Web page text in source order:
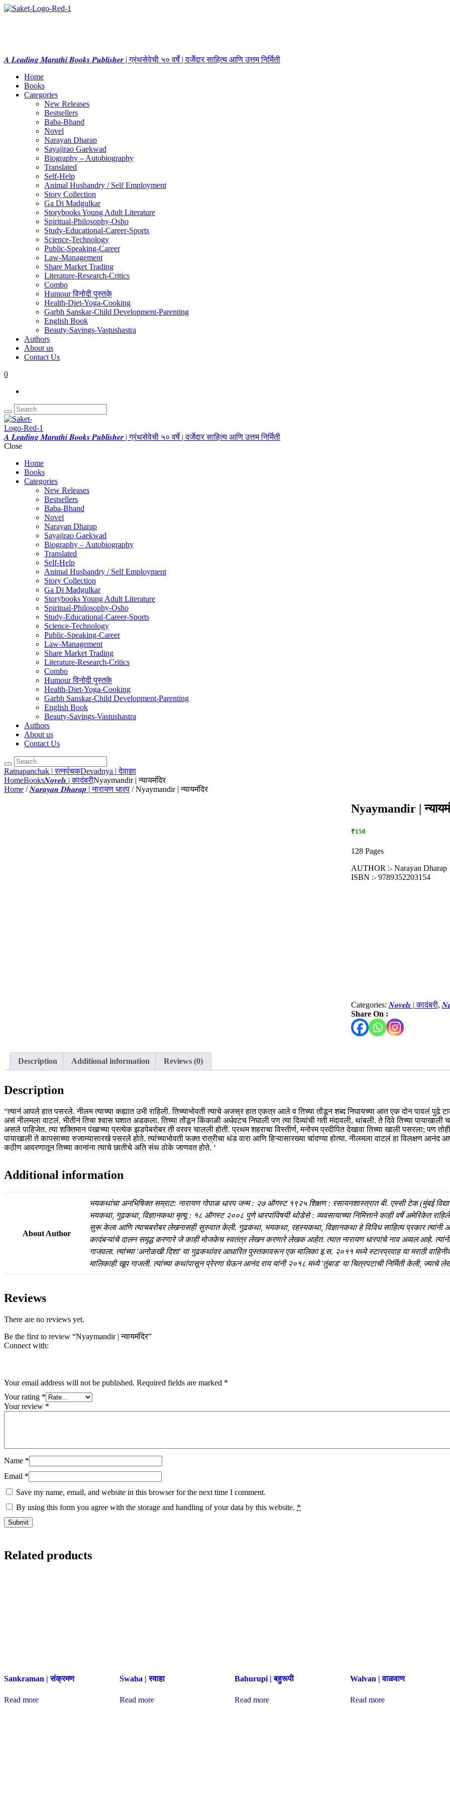
𝑨 𝑳𝒆𝒂𝒅𝒊𝒏𝒈 𝑴𝒂𝒓𝒂𝒕𝒉𝒊 𝑩𝒐𝒐𝒌𝒔 𝑷𝒖𝒃𝒍𝒊𝒔𝒉𝒆𝒓 | ग्रंथसेवेची ५० वर्षे | दर्जेदार साहित्य आणि उत्तम निर्मिती
Home
Books
Categories
New Releases
Bestsellers
Baba-Bhand
Novel
Narayan Dharap
Sayajirao Gaekwad
Biography – Autobiography
Translated
Self-Help
Animal Husbandry / Self Employment
Story Collection
Ga Di Madgulkar
Storybooks Young Adult Literature
Spiritual-Philosophy-Osho
Study-Educational-Career-Sports
Science-Technology
Public-Speaking-Career
Law-Management
Share Market Trading
Literature-Research-Critics
Combo
Humour विनोदी पुस्तके
Health-Diet-Yoga-Cooking
Garbh Sanskar-Child Development-Parenting
English Book
Beauty-Savings-Vastushastra
Authors
About us
Contact Us
0
𝑨 𝑳𝒆𝒂𝒅𝒊𝒏𝒈 𝑴𝒂𝒓𝒂𝒕𝒉𝒊 𝑩𝒐𝒐𝒌𝒔 𝑷𝒖𝒃𝒍𝒊𝒔𝒉𝒆𝒓 | ग्रंथसेवेची ५० वर्षे | दर्जेदार साहित्य आणि उत्तम निर्मिती
Close
Home
Books
Categories
New Releases
Bestsellers
Baba-Bhand
Novel
Narayan Dharap
Sayajirao Gaekwad
Biography – Autobiography
Translated
Self-Help
Animal Husbandry / Self Employment
Story Collection
Ga Di Madgulkar
Storybooks Young Adult Literature
Spiritual-Philosophy-Osho
Study-Educational-Career-Sports
Science-Technology
Public-Speaking-Career
Law-Management
Share Market Trading
Literature-Research-Critics
Combo
Humour विनोदी पुस्तके
Health-Diet-Yoga-Cooking
Garbh Sanskar-Child Development-Parenting
English Book
Beauty-Savings-Vastushastra
Authors
About us
Contact Us
Ratnapanchak | रत्नपंचकDevadnya | देवाज्ञा
HomeBooks𝑵𝒐𝒗𝒆𝒍𝒔 | कादंबरीNyaymandir | न्यायमंदिर
Home /𝑵𝒂𝒓𝒂𝒚𝒂𝒏 𝑫𝒉𝒂𝒓𝒂𝒑 | नारायण धारप / Nyaymandir | न्यायमंदिर
Nyaymandir |
₹150
128 Pages
AUTHOR :- Narayan Dharap
ISBN :- 9789352203154
Categories: 𝑵𝒐𝒗𝒆𝒍𝒔 | कादंबरी,
Share On :
Description Additional information Reviews (0)
Description
“त्यानं आपले हात पसरले. नीलम त्याच्या कह्यात उभी राहिली. तिच्याभोवती त्याचे अजस्र हात एकत्र आले व तिच्या तोंडून शब्द निघायच्या आत एक दोन पावलं पुढे
असं नीलमला वाटलं. भीतीनं तिचा श्वास घशात अडकला. तिच्या तोंडून किंकाळी अर्धवटच निघाली पण त्या दिव्यांची गती मंदावली, थांबली. ते दिवे तिच्या
असले पाहिजेत. त्या शक्तिमान पंखाच्या प्रत्येक झडपेबरोबर ती वरवर चालली होती. प्रथम शहराचा विस्तीर्ण, मनोरम प्रदीपित देखावा तिच्या खाली पसरला; पण
पायाखाली ते कापसाच्या रुजाम्यासारखे पसरले होते. त्यांच्याभोवती फक्त रात्रीचा थंड वारा आणि हिऱ्यासारख्या चांदण्या होत्या. नीलमला वाटलं हा विलक्षण आनंद
कठीण आवरणातून तिच्या कानांना त्याचे छातीचे अति संथ ठोके जाणवत होते. ‘
Additional information
About Author
भयकथांचा अनभिषिक्त सम्राट: नारायण गोपाळ धारप जन्म : २७ ऑगस्ट १९२५ शिक्षण : रसायनशास्त्रात बी. एस्सी टेक (मुंबई
भयकथा, गुढकथा, विज्ञानकथा मृत्यू : १८ ऑगस्ट २००८ पुणे धारपांविषयी थोडेसे : व्यवसायाच्या निमित्ताने काही वर्षे अमेरिकेत
सुरू केला आणि त्याचबरोबर लेखनासही सुरुवात केली. गुढकथा, भयकथा, रहस्यकथा, विज्ञानकथा हे विविध साहित्य प्रकार
कादंबऱ्यांचे दालन समृद्ध करणारे जे काही मोजकेच स्वतंत्र लेखन करणारे लेखक आहेत. त्यात नारायण धारपांचे नाव अव्वल आहे.
गाजवला. त्यांच्या 'अनोळखी दिशा' या गुढकथांवर आधारित पुस्तकावरून एक मालिका इ.स. २०११ मध्ये स्टारप्रवाह या मराठी
मालिकाही खूप गाजली. त्यांच्या कथांपासून प्रेरणा घेऊन आनंद राय यांनी २०१८ मध्ये 'तुंबाड' या चित्रपटाची निर्मिती केली, ज्याचे
Reviews
There are no reviews yet.
Be the first to review “Nyaymandir | न्यायमंदिर”
Connect with:
Your email address will not be published. Required fields are marked *
Your rating *
Your review *
Name *
Email *
Save my name, email, and website in this browser for the next time I comment.
By using this form you agree with the storage and handling of your data by this website. *
Related products
Sankraman | संक्रमण
Read more
Swaha | स्वाहा
Read more
Bahurupi | बहुरूपी
Read more
Walvan | वाळवाण
Read more